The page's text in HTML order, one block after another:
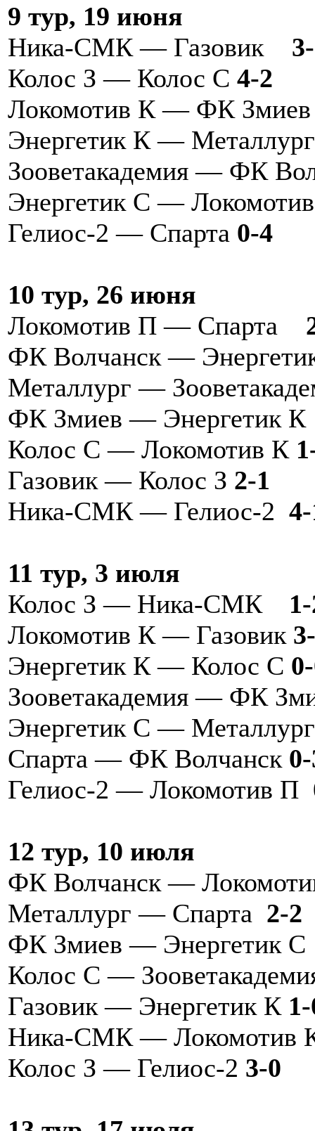
9 тур, 19 июня
Ника-СМК — Газовик
Колос З — Колос С 4-2
Локомотив К — ФК
Энергетик К —
Зооветакадемия — ФК
Энергетик С —
Гелиос-2 — Спарта 0-4
10 тур, 26 июня
Локомотив П — Спарта
ФК Волчанск —
Металлург —
ФК Змиев —
Колос С — Локомотив К
Газовик — Колос З 2-1
Ника-СМК — Гелиос-2
11 тур, 3 июля
Колос З — Ника-СМК
Локомотив К — Газовик
Энергетик К — Колос С
Зооветакадемия — ФК
Энергетик С —
Спарта — ФК Волчанск
Гелиос-2 — Локомотив П
12 тур, 10 июля
ФК Волчанск —
Металлург — Спарта 2-2
ФК Змиев — Энергетик
Колос С —
Газовик — Энергетик К
Ника-СМК — Локомотив
Колос З — Гелиос-2 3-0